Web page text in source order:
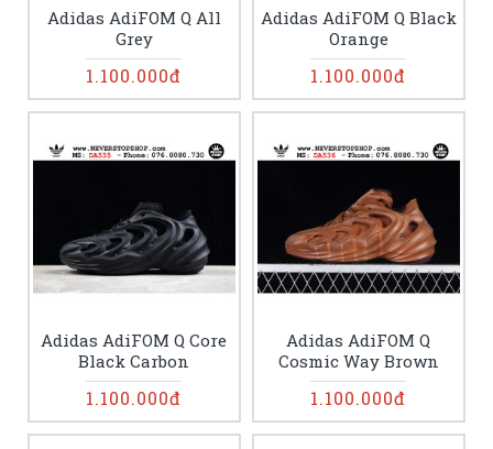
Adidas AdiFOM Q All
Grey
1.100.000đ
Adidas AdiFOM Q Black
Orange
1.100.000đ
Adidas AdiFOM Q Core
Black Carbon
1.100.000đ
Adidas AdiFOM Q
Cosmic Way Brown
1.100.000đ